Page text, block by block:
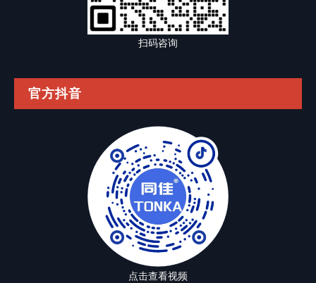
扫码咨询
官方抖音
点击查看视频